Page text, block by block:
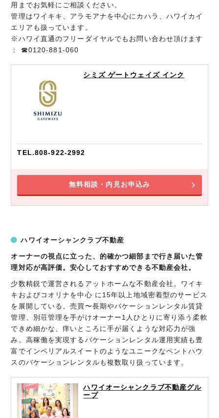
用までお気軽にご相談ください。
管理はワイキキ、アラモアナを中心にカハラ、ハワイカイ
エリアも扱っています。
※ハワイ直通のフリーダイヤルでもお問い合わせ頂けます
： ☎︎0120-881-060
シミズ ゲートウェイズ インク
TEL.808-922-2992
無料相談・内見お申込み
ハワイオーシャンクラブ不動産
オーナーの視点に立った、的確かつ細部まで行き届いた管
理対応が高評価。安心しておすすめできる不動産会社。
少数精鋭で運営されるアットホームな不動産会社。ワイキ
キおよびコオリナを中心 に15年以上地域密着型のサービス
を展開している。売買〜長期やバケーションレンタル賃貸
管理、別荘管理を手がけオーナー1人ひとりに寄り添う柔軟
できめ細かな、痒いところに手が届くような対応力が強
み。高稼働を実現するバケーションレンタル運用実績も豊
富でインペリアルスイートのようなユニークなペントハウ
スのバケーションレンタルも複数取り扱っています。
ハワイオーシャンクラブ不動産グル
ープ